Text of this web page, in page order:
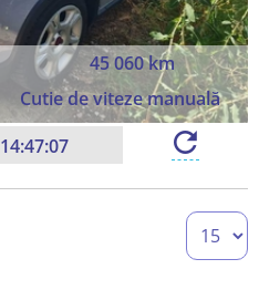
45 060 km
Cutie de viteze manuală
14:47:07